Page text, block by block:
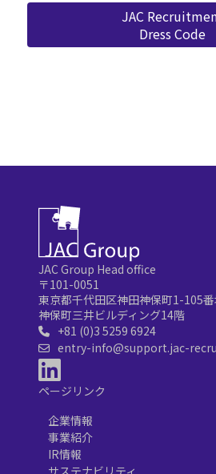
JAC
Dress Code
JAC Group Head office
〒101-0051
東京都千代田区神田神保町1-105
神保町三井ビルディング14階
+81 (0)3 5259 6924
entry-info@support.jac-
ページリンク
企業情報
事業紹介
IR情報
サステナビリティ